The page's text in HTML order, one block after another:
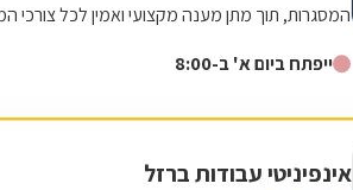
המסגרות, תוך מתן מענה מקצועי ואמין לכל צורכי
ייפתח ביום א' ב-8:00
אינפיניטי עבודות ברזל